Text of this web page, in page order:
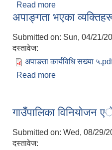
Read more
अपाङ्गता भएका
Submitted on: Sun, 04/21/
दस्तावेज:
अपाङता कार्यविधि सख्या
Read more
गाउँपालिका
Submitted on: Wed, 08/29/
दस्तावेज: